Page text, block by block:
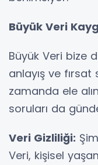
Büyük Veri
Büyük Veri bize
anlayış ve
zamanda ele
soruları da
Veri Gizliliği:
Veri, kişisel